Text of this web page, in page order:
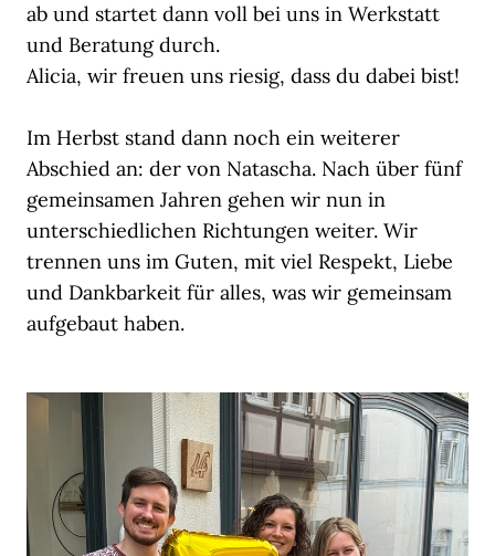
ab und startet dann voll bei uns in Werkstatt
und Beratung durch.
Alicia, wir freuen uns riesig, dass du dabei bist!
Im Herbst stand dann noch ein weiterer
Abschied an: der von Natascha. Nach über fünf
gemeinsamen Jahren gehen wir nun in
unterschiedlichen Richtungen weiter. Wir
trennen uns im Guten, mit viel Respekt, Liebe
und Dankbarkeit für alles, was wir gemeinsam
aufgebaut haben.